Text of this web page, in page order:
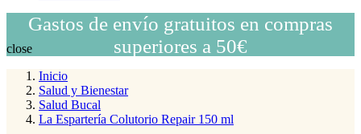
Gastos de envío gratuitos en compras
superiores a 50€
close
Inicio
Salud y Bienestar
Salud Bucal
La Espartería Colutorio Repair 150 ml